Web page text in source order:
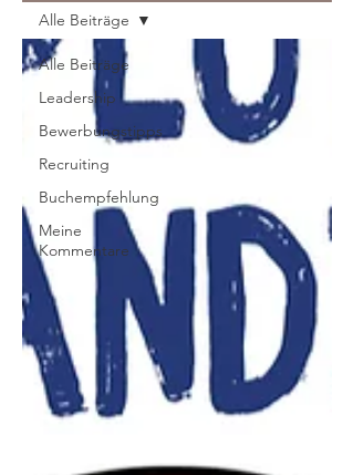
Alle Beiträge
Leadership
Bewerbungstipps
Recruiting
Buchempfehlung
Meine
Kommentare
Alle Beiträge